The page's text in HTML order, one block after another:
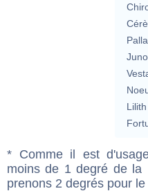
Lilith
* Comme il est
moins de 1 degré de la
prenons 2 degrés pour